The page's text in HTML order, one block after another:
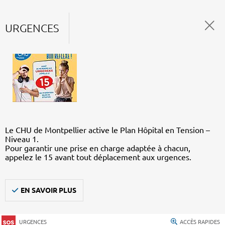
URGENCES
Le CHU de Montpellier active le Plan Hôpital en Tension –
Niveau 1.
Pour garantir une prise en charge adaptée à chacun,
appelez le 15 avant tout déplacement aux urgences.
EN SAVOIR PLUS
URGENCES ACCÈS RAPIDES